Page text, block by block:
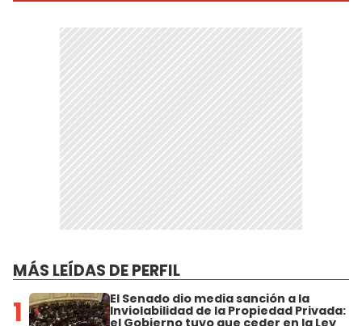
MÁS LEÍDAS DE PERFIL
1 El Senado dio media sanción a la
Inviolabilidad de la Propiedad Privada: